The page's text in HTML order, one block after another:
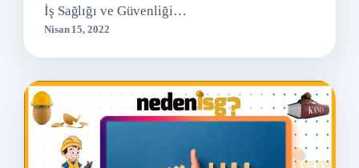
İş Sağlığı ve Güvenliği…
Nisan 15, 2022